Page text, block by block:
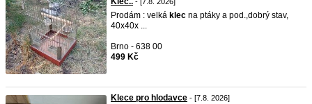
Prodám : velká klec na ptáky a pod.,dobrý stav,
40x40x ...
Brno - 638 00
499 Kč
Klece pro hlodavce - [7.8. 2026]